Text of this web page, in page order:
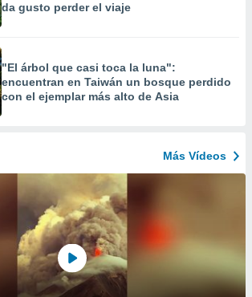
da gusto perder el viaje
"El árbol que casi toca la luna":
encuentran en Taiwán un bosque perdido
con el ejemplar más alto de Asia
Más Vídeos